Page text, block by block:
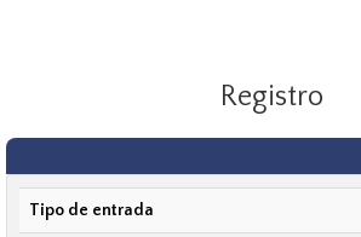
Registro
Tipo de entrada